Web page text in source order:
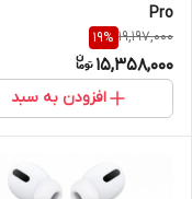
Pro
19,197,000
19%
15,358,000
افزودن به سبد